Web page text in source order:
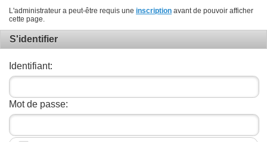
L'administrateur a peut-être requis une inscription avant de pouvoir afficher
cette page.
S'identifier
Identifiant:
Mot de passe: